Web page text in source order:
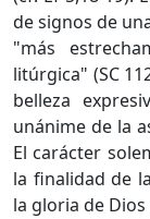
de signos de
"más
litúrgica" (SC
belleza
unánime de la
El carácter
la finalidad de
la gloria de